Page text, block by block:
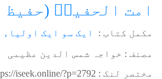
امت الحفیظؒ (حفیظ
مکمل کتاب : ایک سو ایک
مصنف : خواجہ شمس الدین عظیمی
مختصر لنک : iseek.online/?p=2792